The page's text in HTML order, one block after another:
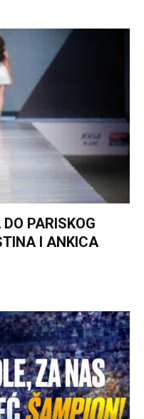
PARISKOG
I ANKICA